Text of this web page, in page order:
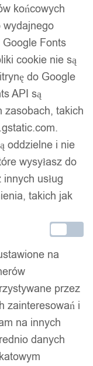
końcowych
wydajnego
Fonts
cookie nie są
do Google
API są
zasobach, takich
oddzielne i nie
wysyłasz do
usług
takich jak
na
przez
zainteresowań i
na innych
danych